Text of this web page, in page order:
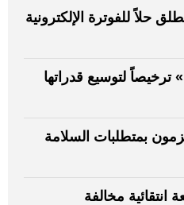
حلاً للفوترة الإلكترونية
لتوسيع قدراتها
بمتطلبات السلامة